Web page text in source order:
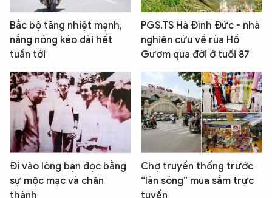
Bắc bộ tăng nhiệt mạnh,
nắng nóng kéo dài hết
tuần tới
PGS.TS Hà Đình Đức - nhà
nghiên cứu về rùa Hồ
Gươm qua đời ở tuổi 87
Đi vào lòng bạn đọc bằng
sự mộc mạc và chân
thành
Chợ truyền thống trước
“làn sóng” mua sắm trực
tuyến